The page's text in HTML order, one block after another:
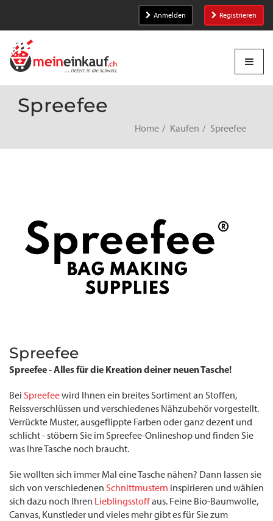
Anmelden Registrieren
Spreefee
Home Kaufen Spreefee
Spreefee
Spreefee - Alles für die Kreation deiner neuen Tasche!
Bei Spreefeewird Ihnen ein breites Sortiment an Stoffen,
Reissverschlüssen und verschiedenes Nähzubehör vorgestellt.
Verrückte Muster, ausgeflippte Farben oder ganz dezent und
schlicht - stöbern Sie im Spreefee-Onlineshop und finden Sie
was Ihre Tasche noch braucht.
Sie wollten sich immer Mal eine Tasche nähen? Dann lassen sie
sich von verschiedenen Schnittmustern inspirieren und wählen
sich dazu noch Ihren Lieblingsstoffaus. Feine Bio-Baumwolle,
Canvas, Kunstleder und vieles mehr gibt es für Sie zum